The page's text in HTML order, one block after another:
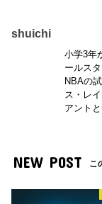
shuichi
小学3年
ールス
NBAの
ス・レ
アントと
NEW POST こ